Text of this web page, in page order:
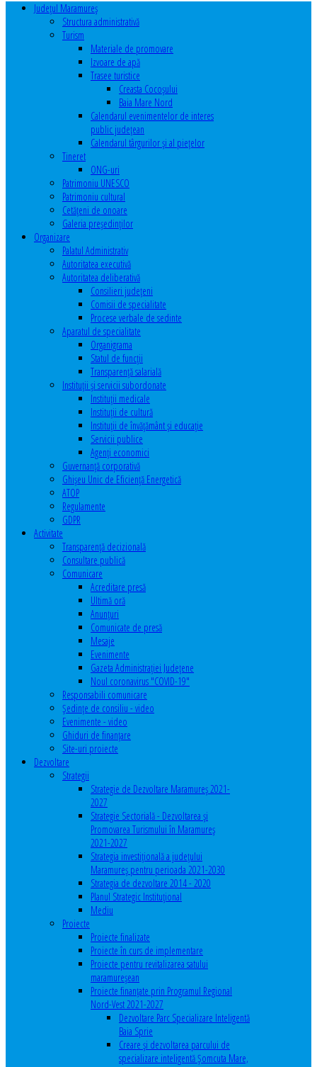
Judeţul Maramureş
Structura administrativă
Turism
Materiale de promovare
Izvoare de apă
Trasee turistice
Creasta Cocoșului
Baia Mare Nord
Calendarul evenimentelor de interes
public judeţean
Calendarul târgurilor şi al pieţelor
Tineret
ONG-uri
Patrimoniu UNESCO
Patrimoniu cultural
Cetăţeni de onoare
Galeria președinților
Organizare
Palatul Administrativ
Autoritatea executivă
Autoritatea deliberativă
Consilieri judeţeni
Comisii de specialitate
Procese verbale de sedinte
Aparatul de specialitate
Organigrama
Statul de funcții
Transparență salarială
Instituţii şi servicii subordonate
Instituţii medicale
Instituţii de cultură
Instituţii de învăţământ şi educaţie
Servicii publice
Agenţi economici
Guvernanță corporativă
Ghişeu Unic de Eficienţă Energetică
ATOP
Regulamente
GDPR
Activitate
Transparenţă decizională
Consultare publică
Comunicare
Acreditare presă
Ultimă oră
Anunţuri
Comunicate de presă
Mesaje
Evenimente
Gazeta Administraţiei Judeţene
Noul coronavirus "COVID-19"
Responsabili comunicare
Şedinţe de consiliu - video
Evenimente - video
Ghiduri de finanţare
Site-uri proiecte
Dezvoltare
Strategii
Strategie de Dezvoltare Maramureș 2021-
2027
Strategie Sectorială - Dezvoltarea și
Promovarea Turismului în Maramureș
2021-2027
Strategia investiţională a județului
Maramureș pentru perioada 2021-2030
Strategia de dezvoltare 2014 - 2020
Planul Strategic Instituţional
Mediu
Proiecte
Proiecte finalizate
Proiecte în curs de implementare
Proiecte pentru revitalizarea satului
maramureşean
Proiecte finanțate prin Programul Regional
Nord-Vest 2021-2027
Dezvoltare Parc Specializare Inteligentă
Baia Sprie
Creare și dezvoltarea parcului de
specializare inteligentă Șomcuta Mare,